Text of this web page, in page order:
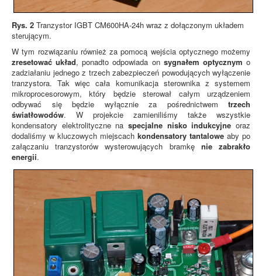
Rys. 2 Tranzystor IGBT CM600HA-24h wraz z dołączonym układem
sterującym.
W tym rozwiązaniu również za pomocą wejścia optycznego możemy
zresetować układ, ponadto odpowiada on sygnałem optycznym o
zadziałaniu jednego z trzech zabezpieczeń powodujących wyłączenie
tranzystora. Tak więc cała komunikacja sterownika z systemem
mikroprocesorowym, który będzie sterował całym urządzeniem
odbywać się będzie wyłącznie za pośrednictwem trzech
światłowodów. W projekcie zamieniliśmy także wszystkie
kondensatory elektrolityczne na specjalne nisko indukcyjne oraz
dodaliśmy w kluczowych miejscach kondensatory tantalowe aby po
załączaniu tranzystorów wysterowujących bramkęnie zabrakło
energii.